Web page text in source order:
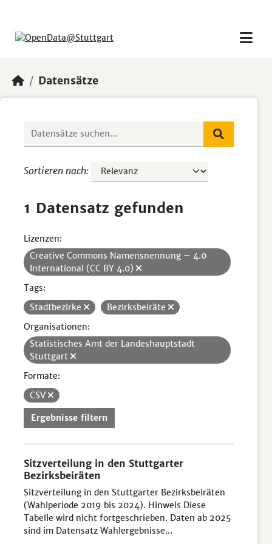
Datensätze
Sortieren nach
1 Datensatz gefunden
Lizenzen:
Creative Commons Namensnennung – 4.0
International (CC BY 4.0)
Tags:
Stadtbezirke
Bezirksbeiräte
Organisationen:
Statistisches Amt der Landeshauptstadt
Stuttgart
Formate:
CSV
Ergebnisse filtern
Sitzverteilung in den Stuttgarter
Bezirksbeiräten
Sitzverteilung in den Stuttgarter Bezirksbeiräten
(Wahlperiode 2019 bis 2024). Hinweis Diese
Tabelle wird nicht fortgeschrieben. Daten ab 2025
sind im Datensatz Wahlergebnisse...